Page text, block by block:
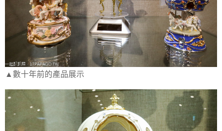
▲數十年前的產品展示